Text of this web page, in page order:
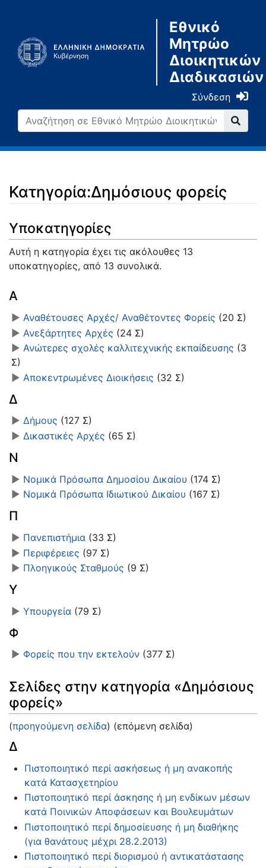
Εθνικό
Μητρώο
Διοικητικών
Διαδικασιών
Σύνδεση
Κατηγορία:Δημόσιους φορείς
Μετάβαση σε: πλοήγηση
Υποκατηγορίες
Αυτή η κατηγορία έχει τις ακόλουθες 13
υποκατηγορίες, από 13 συνολικά.
Α
► Αναθέτουσες Αρχές/ Αναθέτοντες Φορείς (20 Σ)
► Ανεξάρτητες Αρχές (24 Σ)
► Ανώτερες σχολές καλλιτεχνικής εκπαίδευσης (3
Σ)
► Αποκεντρωμένες Διοικήσεις (32 Σ)
Δ
► Δήμους (127 Σ)
► Δικαστικές Αρχές (65 Σ)
Ν
► Νομικά Πρόσωπα Δημοσίου Δικαίου (174 Σ)
► Νομικά Πρόσωπα Ιδιωτικού Δικαίου (167 Σ)
Π
► Πανεπιστήμια (33 Σ)
► Περιφέρειες (97 Σ)
► Πλοηγικούς Σταθμούς (9 Σ)
Υ
► Υπουργεία (79 Σ)
Φ
► Φορείς που την εκτελούν (377 Σ)
Σελίδες στην κατηγορία «Δημόσιους
φορείς»
(προηγούμενη σελίδα) (επόμενη σελίδα)
Δ
Πιστοποιητικό περί ασκήσεως ή μη ανακοπής
κατά Κατασχετηρίου
Πιστοποιητικό περί άσκησης ή μη ενδίκων μέσων
κατά Ποινικών Αποφάσεων και Βουλευμάτων
Πιστοποιητικό περί δημοσίευσης ή μη διαθήκης
(για θανάτους μέχρι 28.2.2013)
Πιστοποιητικό περί διορισμού ή αντικατάστασης